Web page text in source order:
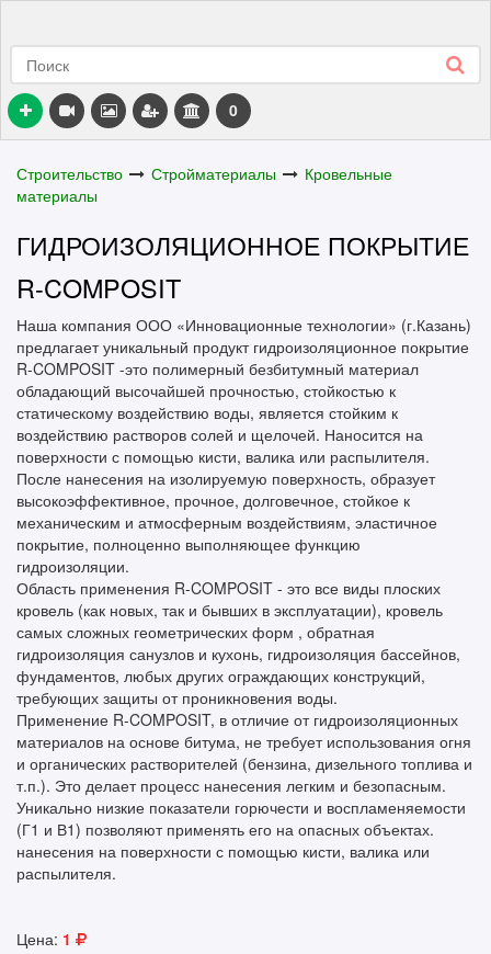
0
Строительство Стройматериалы
Кровельные
материалы
ГИДРОИЗОЛЯЦИОННОЕ ПОКРЫТИЕ
R-COMPOSIT
Наша компания ООО «Инновационные технологии» (г.Казань)
предлагает уникальный продукт гидроизоляционное покрытие
R-COMPOSIT -это полимерный безбитумный материал
обладающий высочайшей прочностью, стойкостью к
статическому воздействию воды, является стойким к
воздействию растворов солей и щелочей. Наносится на
поверхности с помощью кисти, валика или распылителя.
После нанесения на изолируемую поверхность, образует
высокоэффективное, прочное, долговечное, стойкое к
механическим и атмосферным воздействиям, эластичное
покрытие, полноценно выполняющее функцию
гидроизоляции.
Область применения R-COMPOSIT - это все виды плоских
кровель (как новых, так и бывших в эксплуатации), кровель
самых сложных геометрических форм , обратная
гидроизоляция санузлов и кухонь, гидроизоляция бассейнов,
фундаментов, любых других ограждающих конструкций,
требующих защиты от проникновения воды.
Применение R-COMPOSIT, в отличие от гидроизоляционных
материалов на основе битума, не требует использования огня
и органических растворителей (бензина, дизельного топлива и
т.п.). Это делает процесс нанесения легким и безопасным.
Уникально низкие показатели горючести и воспламеняемости
(Г1 и В1) позволяют применять его на опасных объектах.
нанесения на поверхности с помощью кисти, валика или
распылителя.
Цена: 1